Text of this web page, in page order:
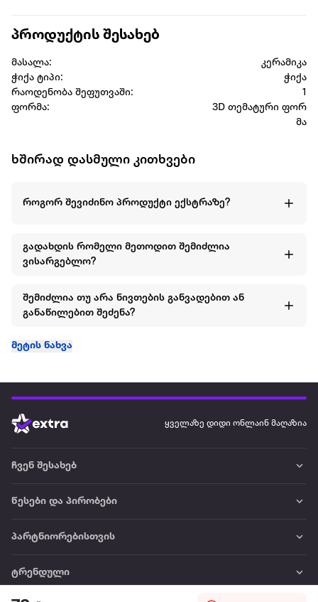
პროდუქტის შესახებ
მასალა:
კერამიკა
ჭიქა ტიპი:
ჭიქა
რაოდენობა შეფუთვაში:
1
ფორმა:
3D თემატური ფორ
მა
ხშირად დასმული კითხვები
როგორ შევიძინო პროდუქტი ექსტრაზე?
გადახდის რომელი მეთოდით შემიძლია
ვისარგებლო?
შემიძლია თუ არა ნივთების განვადებით ან
განაწილებით შეძენა?
მეტის ნახვა
ყველაზე დიდი ონლაინ მაღაზია
ჩვენ შესახებ
წესები და პირობები
პარტნიორებისთვის
ტრენდული